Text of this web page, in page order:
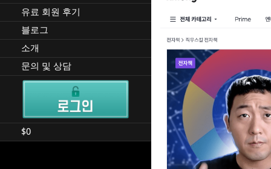
유료 회원 후기
블로그
소개
문의 및 상담
$0